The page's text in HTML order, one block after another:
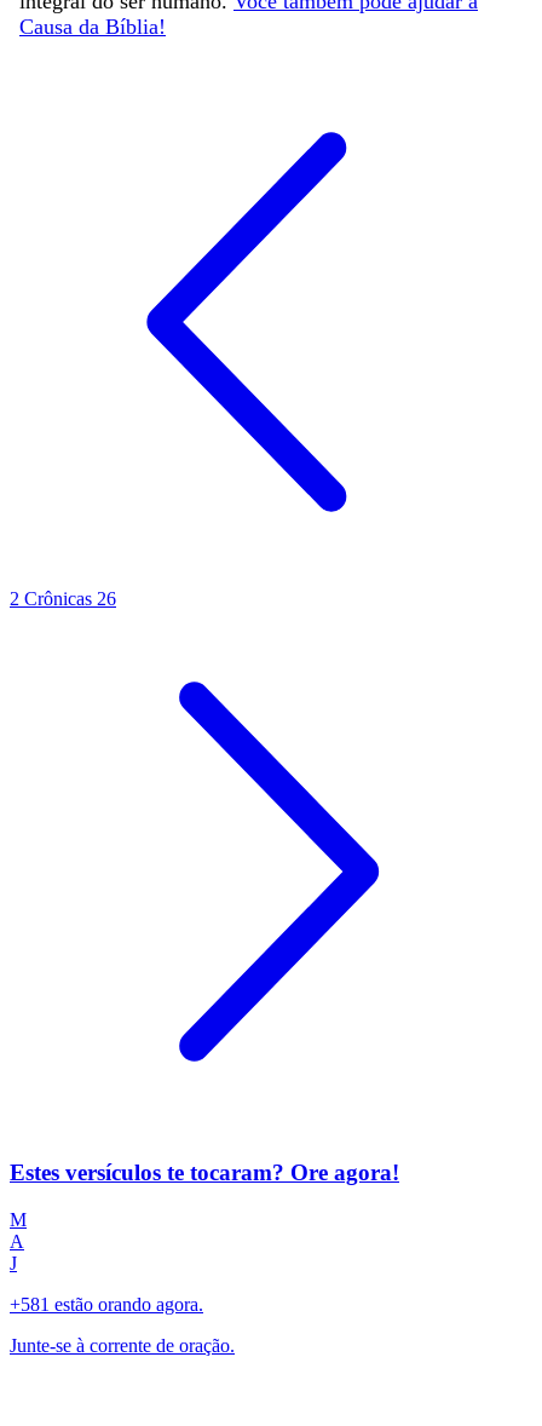
Causa da Bíblia!
2 Crônicas 26
Estes versículos te tocaram? Ore agora!
M
A
J
+581 estão orando agora.
Junte-se à corrente de oração.